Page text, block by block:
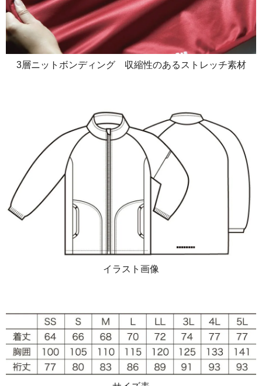
3層ニットボンディング 収縮性のあるストレッチ素材
イラスト画像